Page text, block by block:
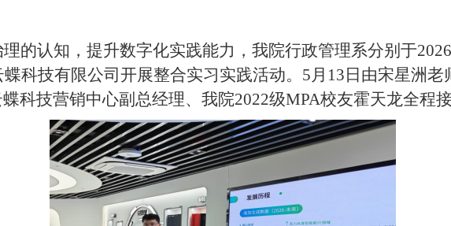
的认知，提升数字化实践能力，我院行政管理系分别于
科技有限公司开展整合实习实践活动。5月13日由宋星洲老
科技营销中心副总经理、我院2022级MPA校友霍天龙全程接